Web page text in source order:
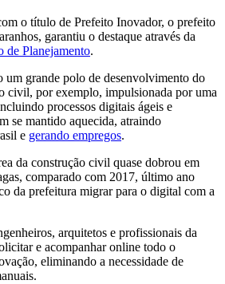
o título de Prefeito Inovador, o prefeito
garantiu o destaque através da
de Planejamento.
um grande polo de desenvolvimento do
civil, por exemplo, impulsionada por uma
processos digitais ágeis e
se mantido aquecida, atraindo
e gerando empregos.
da construção civil quase dobrou em
comparado com 2017, último ano
da prefeitura migrar para o digital com a
arquitetos e profissionais da
e acompanhar online todo o
eliminando a necessidade de